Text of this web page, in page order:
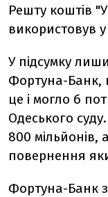
Решту коштів
використовув у
У підсумку
Фортуна-Банк,
це і могло б
Одеського
800 мільйонів,
повернення
Фортуна-Банк